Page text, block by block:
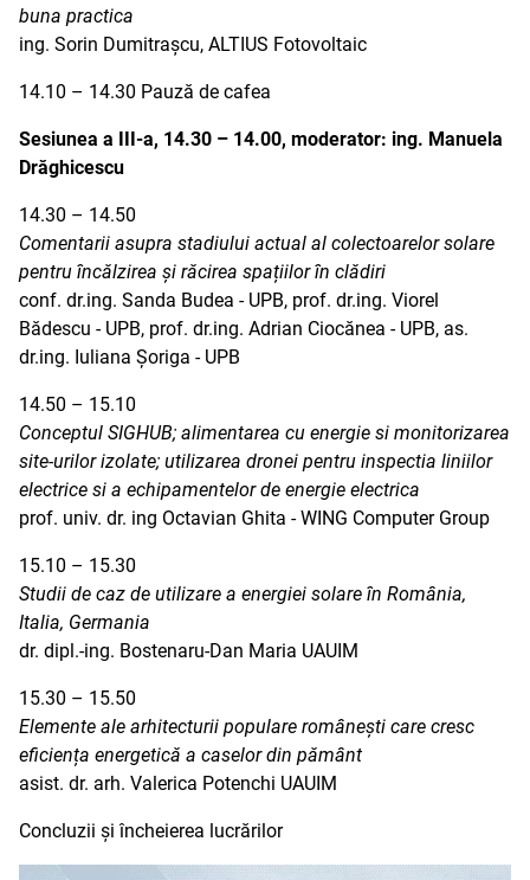
buna practica
ing. Sorin Dumitrașcu, ALTIUS Fotovoltaic
14.10 – 14.30 Pauză de cafea
Sesiunea a III-a, 14.30 – 14.00, moderator: ing. Manuela
Drăghicescu
14.30 – 14.50
Comentarii asupra stadiului actual al colectoarelor solare
pentru încălzirea și răcirea spațiilor în clădiri
conf. dr.ing. Sanda Budea - UPB, prof. dr.ing. Viorel
Bădescu - UPB, prof. dr.ing. Adrian Ciocănea - UPB, as.
dr.ing. Iuliana Șoriga - UPB
14.50 – 15.10
Conceptul SIGHUB; alimentarea cu energie si monitorizarea
site-urilor izolate; utilizarea dronei pentru inspectia liniilor
electrice si a echipamentelor de energie electrica
prof. univ. dr. ing Octavian Ghita - WING Computer Group
15.10 – 15.30
Studii de caz de utilizare a energiei solare în România,
Italia, Germania
dr. dipl.-ing. Bostenaru-Dan Maria UAUIM
15.30 – 15.50
Elemente ale arhitecturii populare românești care cresc
eficiența energetică a caselor din pământ
asist. dr. arh. Valerica Potenchi UAUIM
Concluzii și încheierea lucrărilor